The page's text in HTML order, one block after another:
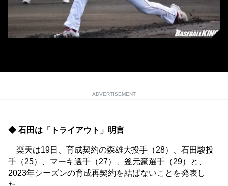
ADVERTISEMENT
◆ 石田は「トライアウト」明言
楽天は19日、育成契約の森雄大投手（28）、石田駿投
手（25）、マーキ選手（27）、釜元豪選手（29）と、
2023年シーズンの育成再契約を結ばないことを発表し